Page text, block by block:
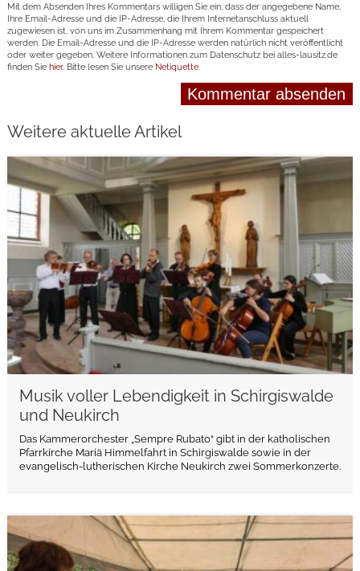
Mit dem Absenden Ihres Kommentars willigen Sie ein, dass der angegebene Name,
Ihre Email-Adresse und die IP-Adresse, die Ihrem Internetanschluss aktuell
zugewiesen ist, von uns im Zusammenhang mit Ihrem Kommentar gespeichert
werden. Die Email-Adresse und die IP-Adresse werden natürlich nicht veröffentlicht
oder weiter gegeben. Weitere Informationen zum Datenschutz bei alles-lausitz.de
finden Sie hier. Bitte lesen Sie unsere Netiquette.
Weitere aktuelle Artikel
Musik voller Lebendigkeit in Schirgiswalde
und Neukirch
Das Kammerorchester „Sempre Rubato“ gibt in der katholischen
Pfarrkirche Mariä Himmelfahrt in Schirgiswalde sowie in der
evangelisch-lutherischen Kirche Neukirch zwei Sommerkonzerte.
weiterlesen
weiterlesen